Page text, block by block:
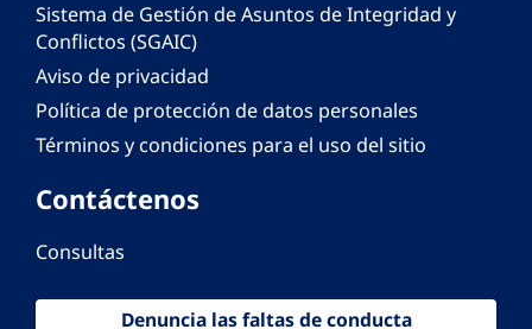
Sistema de Gestión de Asuntos de Integridad y
Conflictos (SGAIC)
Aviso de privacidad
Política de protección de datos personales
Términos y condiciones para el uso del sitio
Contáctenos
Consultas
Denuncia las faltas de conducta